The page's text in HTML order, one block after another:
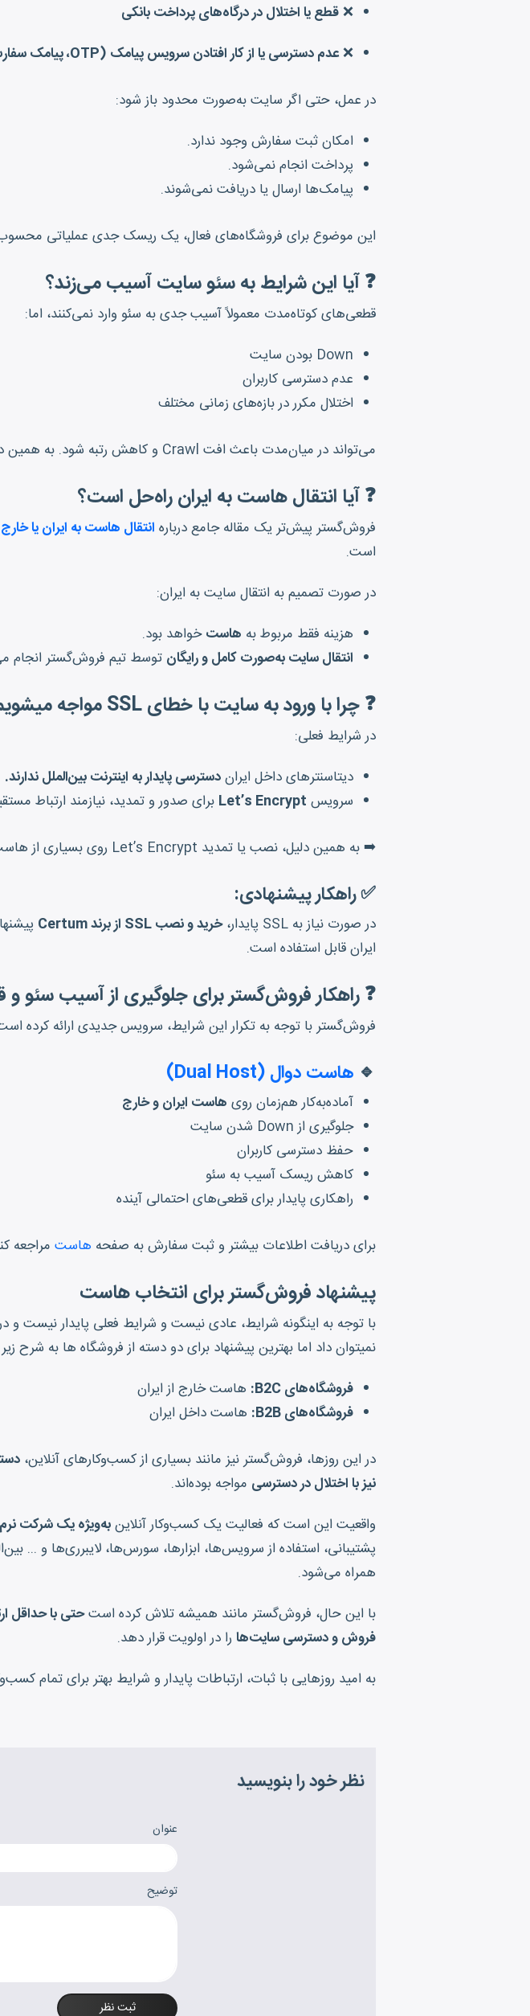
❌قطع یا اختلال در درگاه‌های پرداخت بانکی
❌عدم دسترسی یا از کار افتادن سرویس پیامک (OTP، پیامک سفارش، اطلاع‌رسانی‌ها)
در عمل، حتی اگر سایت به‌صورت محدود باز شود:
امکان ثبت سفارش وجود ندارد.
پرداخت انجام نمی‌شود.
پیامک‌ها ارسال یا دریافت نمی‌شوند.
این موضوع برای فروشگاه‌های فعال، یک ریسک جدی عملیاتی
❓ آیا این شرایط به سئو سایت آسیب می‌زند؟
قطعی‌های کوتاه‌مدت معمولاً آسیب جدی به سئو وارد نمی‌کنند، اما:
Down بودن سایت
عدم دسترسی کاربران
اختلال مکرر در بازه‌های زمانی مختلف
می‌تواند در میان‌مدت باعث افت Crawl و کاهش رتبه شود. به همین دلیل، راهکار پایدار اهمیت بالایی دارد.
❓ آیا انتقال هاست به ایران راه‌حل است؟
فروش‌گستر پیش‌تر یک مقاله جامع درباره انتقال هاست به ایران یا خارج
است.
در صورت تصمیم به انتقال سایت به ایران:
هزینه فقط مربوط به هاستخواهد بود.
انتقال سایت به‌صورت کامل و رایگان توسط تیم فروش‌گستر انجام
❓ چرا با ورود به سایت با خطای SSL مواجه میشویم؟
در شرایط فعلی:
دیتاسنترهای داخل ایراندسترسی پایدار به اینترنت بین‌الملل ندارند.
سرویس Let’s Encrypt برای صدور و تمدید، نیازمند ارتباط
➡️ به همین دلیل، نصب یا تمدید Let’s Encrypt روی بسیاری از هاست‌های ایران
✅ راهکار پیشنهادی:
در صورت نیاز به SSL پایدار، خرید و نصب SSL از برند Certum
ایران قابل استفاده است.
❓ راهکار فروش‌گستر برای جلوگیری از آسیب
فروش‌گستر با توجه به تکرار این شرایط، سرویس جدیدی ارائه کرده
🔹 هاست دوال (Dual Host)
آماده‌به‌کار هم‌زمان روی هاست ایران و خارج
جلوگیری از Down شدن سایت
حفظ دسترسی کاربران
کاهش ریسک آسیب به سئو
راهکاری پایدار برای قطعی‌های احتمالی آینده
برای دریافت اطلاعات بیشتر و ثبت سفارش به صفحه هاست مراجعه
پیشنهاد فروش‌گستر برای انتخاب هاست
با توجه به اینگونه شرایط، عادی نیست و شرایط فعلی پایدار نیست و
نمیتوان داد اما بهترین پیشنهاد برای دو دسته از فروشگاه ها به شرح
فروشگاه‌های B2C:
هاست خارج از ایران
فروشگاه‌های B2B:
هاست داخل ایران
در این روزها، فروش‌گستر نیز مانند بسیاری از کسب‌وکارهای آنلاین،
نیز با اختلال در دسترسی مواجه بوده‌اند.
واقعیت این است که فعالیت یک کسب‌وکار آنلاینبه‌ویژه یک شرکت
پشتیبانی، استفاده از سرویس‌ها، ابزارها، سورس‌ها، لایبرری‌ها و ...
همراه می‌شود.
با این حال، فروش‌گستر مانند همیشه تلاش کرده استحتی با حداقل
فروش و دسترسی سایت‌ها را در اولویت قرار دهد.
به امید روزهایی با ثبات، ارتباطات پایدار و شرایط بهتر برای تمام
نظر خود را بنویسید
عنوان
توضیح
ثبت نظر